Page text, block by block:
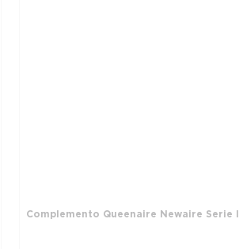
Complemento Queenaire Newaire Serie I